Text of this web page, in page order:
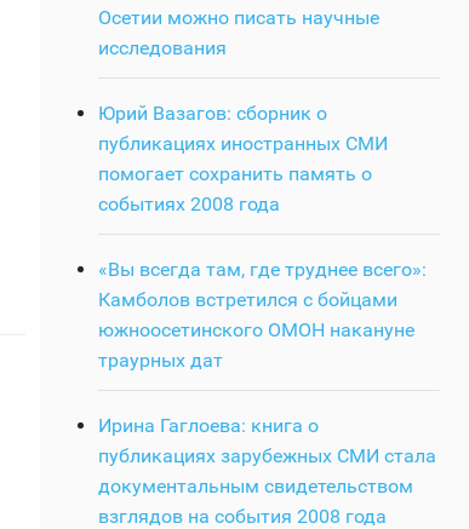
Осетии можно писать научные
исследования
Юрий Вазагов: сборник о
публикациях иностранных СМИ
помогает сохранить память о
событиях 2008 года
«Вы всегда там, где труднее всего»:
Камболов встретился с бойцами
южноосетинского ОМОН накануне
траурных дат
Ирина Гаглоева: книга о
публикациях зарубежных СМИ стала
документальным свидетельством
взглядов на события 2008 года